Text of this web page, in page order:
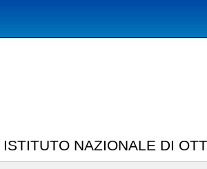
NAZIONALE DI